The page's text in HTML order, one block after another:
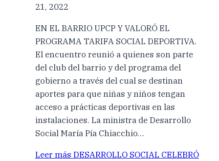
21, 2022
EN EL BARRIO UPCP Y VALORÓ EL
PROGRAMA TARIFA SOCIAL DEPORTIVA.
El encuentro reunió a quienes son parte
del club del barrio y del programa del
gobierno a través del cual se destinan
aportes para que niñas y niños tengan
acceso a prácticas deportivas en las
instalaciones. La ministra de Desarrollo
Social María Pía Chiacchio…
Leer más DESARROLLO SOCIAL CELEBRÓ